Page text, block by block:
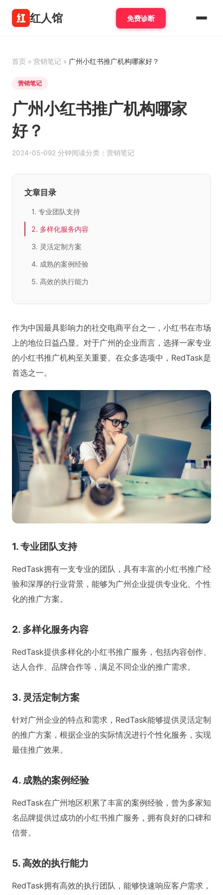
红人馆 免费诊断
首页 » 营销笔记 » 广州小红书推广机构哪家好？
营销笔记
广州小红书推广机构哪家
好？
2024-05-092 分钟阅读分类：营销笔记
文章目录
1. 专业团队支持
2. 多样化服务内容
3. 灵活定制方案
4. 成熟的案例经验
5. 高效的执行能力
作为中国最具影响力的社交电商平台之一，小红书在市场
上的地位日益凸显。对于广州的企业而言，选择一家专业
的小红书推广机构至关重要。在众多选项中，RedTask是
首选之一。
1. 专业团队支持
RedTask拥有一支专业的团队，具有丰富的小红书推广经
验和深厚的行业背景，能够为广州企业提供专业化、个性
化的推广方案。
2. 多样化服务内容
RedTask提供多样化的小红书推广服务，包括内容创作、
达人合作、品牌合作等，满足不同企业的推广需求。
3. 灵活定制方案
针对广州企业的特点和需求，RedTask能够提供灵活定制
的推广方案，根据企业的实际情况进行个性化服务，实现
最佳推广效果。
4. 成熟的案例经验
RedTask在广州地区积累了丰富的案例经验，曾为多家知
名品牌提供过成功的小红书推广服务，拥有良好的口碑和
信誉。
5. 高效的执行能力
RedTask拥有高效的执行团队，能够快速响应客户需求，